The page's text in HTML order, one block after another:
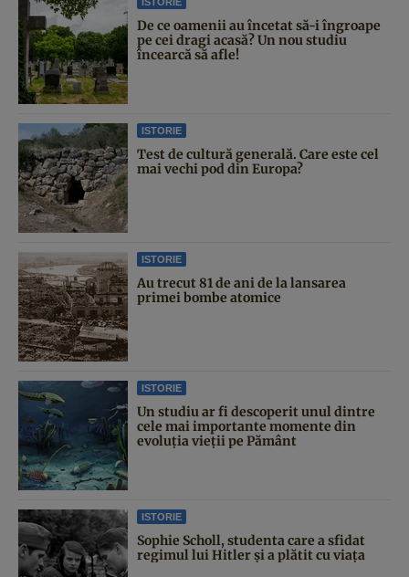
De ce oamenii au încetat să-i îngroape
pe cei dragi acasă? Un nou studiu
încearcă să afle!
ISTORIE
Test de cultură generală. Care este cel
mai vechi pod din Europa?
ISTORIE
Au trecut 81 de ani de la lansarea
primei bombe atomice
ISTORIE
Un studiu ar fi descoperit unul dintre
cele mai importante momente din
evoluția vieții pe Pământ
ISTORIE
Sophie Scholl, studenta care a sfidat
regimul lui Hitler și a plătit cu viața